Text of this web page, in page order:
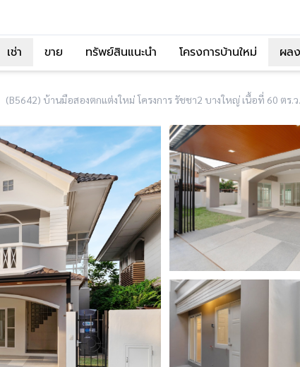
เช่า ขาย ทรัพย์สินแนะนำ โครงการบ้านใหม่ ผล